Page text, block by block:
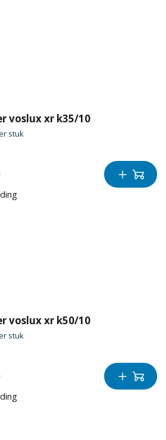
voslux xr k35/10
stuk
voslux xr k50/10
stuk